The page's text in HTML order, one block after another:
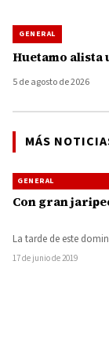
GENERAL
Huetamo alista
5 de agosto de 2026
MÁS
GENERAL
Con gran
La tarde de este
17 de junio de 2019